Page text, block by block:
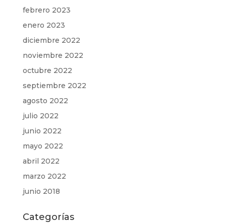
febrero 2023
enero 2023
diciembre 2022
noviembre 2022
octubre 2022
septiembre 2022
agosto 2022
julio 2022
junio 2022
mayo 2022
abril 2022
marzo 2022
junio 2018
Categorías